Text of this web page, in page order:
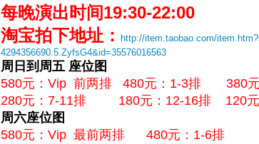
每晚演出时间19:30-22:00
淘宝拍下地址：
http://item.taobao.com/
4294356690.5.ZyfsG4&id=35576016563
周日到周五 座位图
580元：Vip 前两排 480元：1-3排 380
280元：7-11排 180元：12-16排
周六座位图
580元：Vip 最前两排 480元：1-6